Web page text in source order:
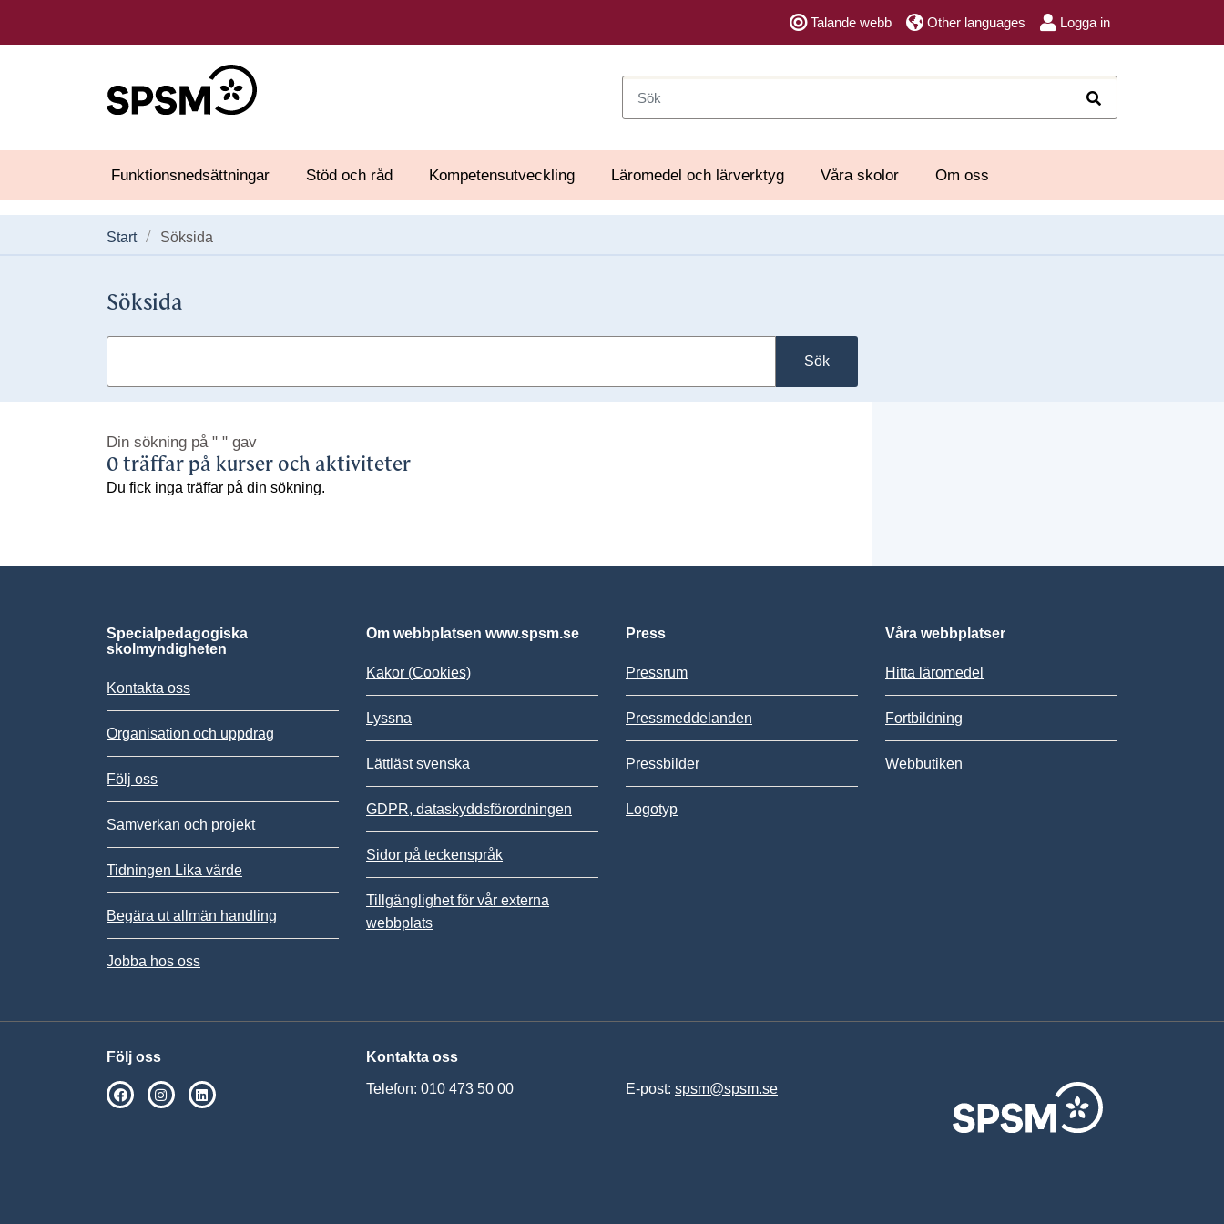
Talande webb Other languages Logga in
Funktionsnedsättningar Stöd och råd Kompetensutveckling Läromedel och lärverktyg Våra skolor Om oss
Start Söksida
Söksida
Sök
Din sökning på " " gav
0 träffar på kurser och aktiviteter
Du fick inga träffar på din sökning.
Specialpedagogiska
skolmyndigheten
Kontakta oss
Organisation och uppdrag
Följ oss
Samverkan och projekt
Tidningen Lika värde
Begära ut allmän handling
Jobba hos oss
Om webbplatsen www.spsm.se
Kakor (Cookies)
Lyssna
Lättläst svenska
GDPR, dataskyddsförordningen
Sidor på teckenspråk
Tillgänglighet för vår externa
webbplats
Press
Pressrum
Pressmeddelanden
Pressbilder
Logotyp
Våra webbplatser
Hitta läromedel
Fortbildning
Webbutiken
Följ oss
SPSM på Facebook
SPSM på Instagram
Kontakta oss
Telefon: 010 473 50 00 E-post: spsm@spsm.se